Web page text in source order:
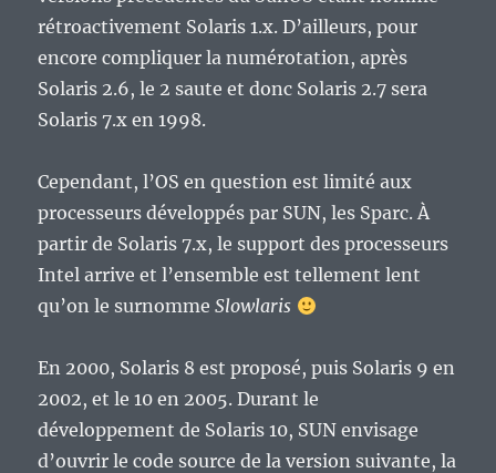
rétroactivement Solaris 1.x. D’ailleurs, pour
encore compliquer la numérotation, après
Solaris 2.6, le 2 saute et donc Solaris 2.7 sera
Solaris 7.x en 1998.
Cependant, l’OS en question est limité aux
processeurs développés par SUN, les Sparc. À
partir de Solaris 7.x, le support des processeurs
Intel arrive et l’ensemble est tellement lent
qu’on le surnommeSlowlaris
En 2000, Solaris 8 est proposé, puis Solaris 9 en
2002, et le 10 en 2005. Durant le
développement de Solaris 10, SUN envisage
d’ouvrir le code source de la version suivante, la